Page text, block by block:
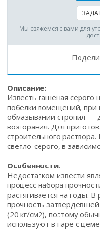
Мы свяжемся с вами для
Описание:
Известь гашеная серого
побелки помещений, при
обмазывании стропил —
возгорания. Для
строительного
светло-серого, в
Особенности:
Недостатком извести
процесс набора
растягивается на годы.
прочность
(20 кг/см2), поэтому
используют в паре с